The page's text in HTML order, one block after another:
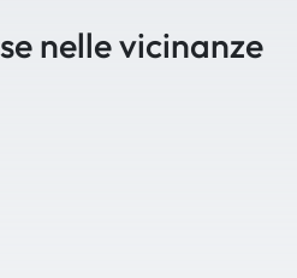
nelle vicinanze